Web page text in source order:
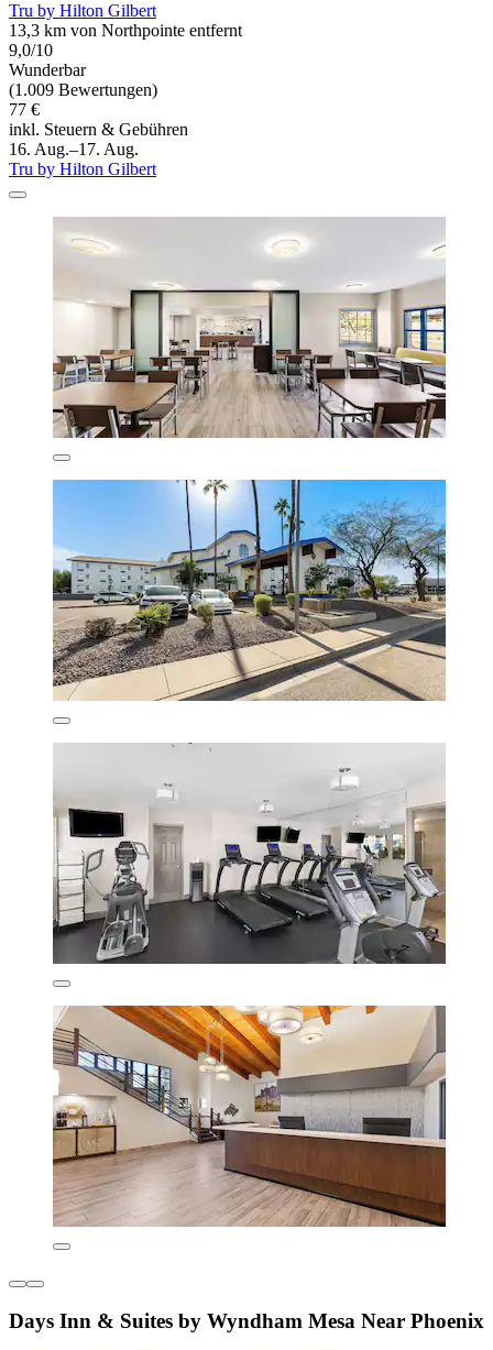
Tru by Hilton Gilbert
13,3 km von Northpointe entfernt
9,0/10
Wunderbar
(1.009 Bewertungen)
77 €
inkl. Steuern & Gebühren
16. Aug.–17. Aug.
Tru by Hilton Gilbert
Days Inn & Suites by Wyndham Mesa Near Phoenix